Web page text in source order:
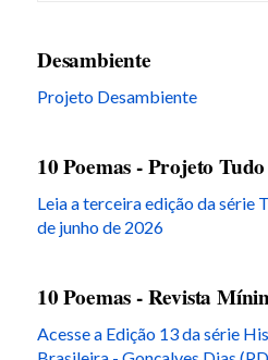
Desambiente
Projeto Desambiente
10 Poemas - Projeto
Leia a terceira edição da série
de junho de 2026
10 Poemas - Revista
Acesse a Edição 13 da série